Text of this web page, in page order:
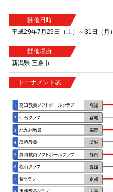
開催日時
平成29年7月29日（土）～31日（月）
開催場所
新潟県 三条市
トーナメント表